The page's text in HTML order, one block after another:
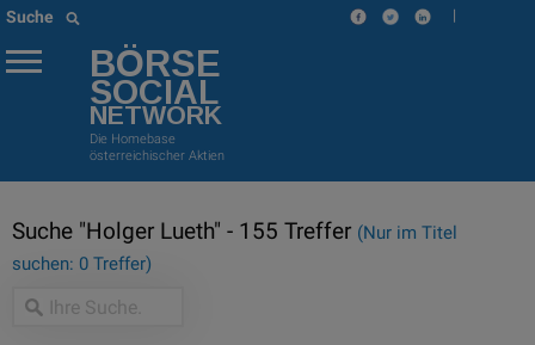
Suche |
BÖRSE
SOCIAL
NETWORK
Die Homebase
österreichischer Aktien
Suche "Holger Lueth" - 155 Treffer (Nur im Titel
suchen: 0 Treffer)